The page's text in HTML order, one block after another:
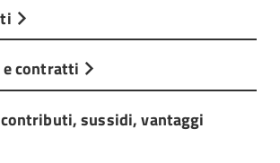
e contratti
sussidi, vantaggi